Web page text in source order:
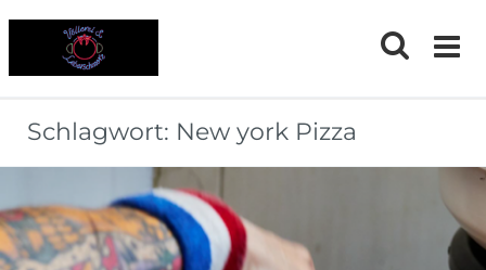
Schlagwort: New york Pizza